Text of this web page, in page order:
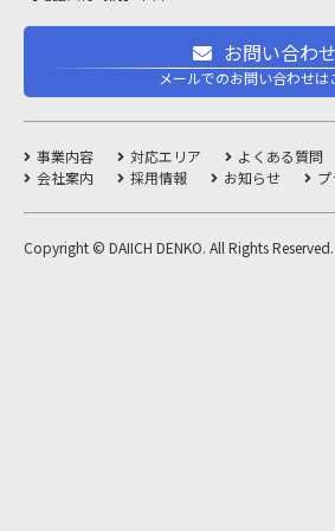
お問い合わせ
メールでのお問い合わせは
事業内容 対応エリア よくある質問
会社案内
採用情報 お知らせ
Copyright © DAIICH DENKO. All Rights Reserved.